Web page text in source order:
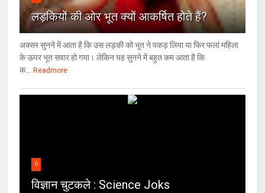
लड़कियों की ओर भूत क्‍यों आकर्षित होते हैं?
अक्सर सुनने में आता है कि उस लड़की को भूत ने पकड़ लिया या फिर फलां महिला
के ऊपर भूत सवार हो गया। लेकिन यह सुनने में बहुत कम आता है कि
क...
Readmore
6
विज्ञान चुटकले : Science Joks